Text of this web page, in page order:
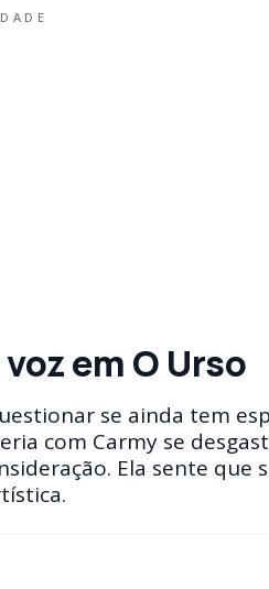
em O Urso
se ainda tem
com Carmy se
Ela sente que